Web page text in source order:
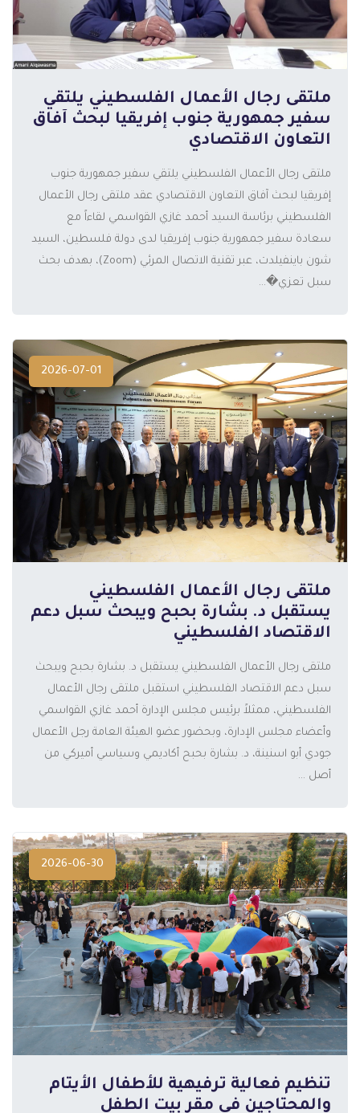
ملتقى رجال الأعمال الفلسطيني يلتقي
سفير جمهورية جنوب إفريقيا لبحث آفاق
التعاون الاقتصادي
ملتقى رجال الأعمال الفلسطيني يلتقي سفير جمهورية جنوب
إفريقيا لبحث آفاق التعاون الاقتصادي عقد ملتقى رجال الأعمال
الفلسطيني برئاسة السيد أحمد غازي القواسمي لقاءاً مع
سعادة سفير جمهورية جنوب إفريقيا لدى دولة فلسطين، السيد
شون باينفيلدت، عبر تقنية الاتصال المرئي (Zoom)، بهدف بحث
سبل تعزي�...
2026-07-01
ملتقى رجال الأعمال الفلسطيني
يستقبل د. بشارة بحبح ويبحث سبل دعم
الاقتصاد الفلسطيني
ملتقى رجال الأعمال الفلسطيني يستقبل د. بشارة بحبح ويبحث
سبل دعم الاقتصاد الفلسطيني استقبل ملتقى رجال الأعمال
الفلسطيني، ممثلاً برئيس مجلس الإدارة أحمد غازي القواسمي
وأعضاء مجلس الإدارة، وبحضور عضو الهيئة العامة رجل الأعمال
جودي أبو اسنينة، د. بشارة بحبح أكاديمي وسياسي أميركي من
أصل ...
2026-06-30
تنظيم فعالية ترفيهية للأطفال الأيتام
والمحتاجين في مقر بيت الطفل